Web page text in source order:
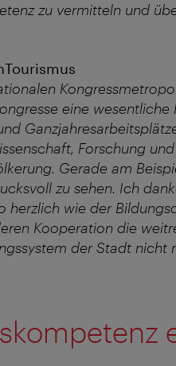
zu vermitteln und
eine wesentliche
Forschung
Gerade am
zu sehen. Ich
wie der
Kooperation die
der Stadt nicht